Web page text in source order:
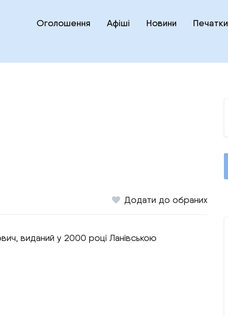
Оголошення Афіші Новини Печатки
Додати до обраних
виданий у 2000 році Ланівською